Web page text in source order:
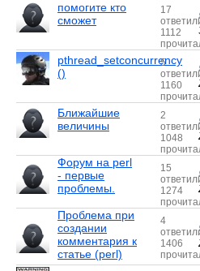
помогите кто
сможет
17
1112
pthread_setconcurrency
()
5
1160
Ближайшие
величины
2
1048
Форум на perl
- первые
проблемы.
15
1274
Проблема при
создании
комментария к
статье (perl)
4
1406